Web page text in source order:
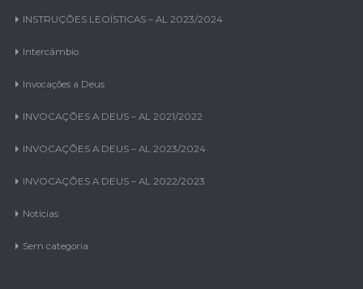
INSTRUÇÕES LEOÍSTICAS – AL 2023/2024
Intercâmbio
Invocações a Deus
INVOCAÇÕES A DEUS – AL 2021/2022
INVOCAÇÕES A DEUS – AL 2023/2024
INVOCAÇÕES A DEUS – AL 2022/2023
Notícias
Sem categoria